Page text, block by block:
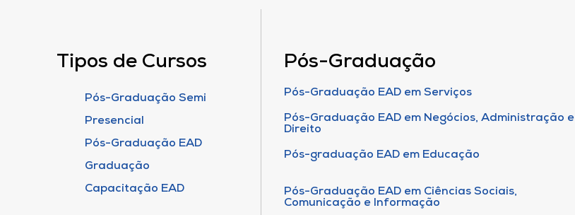
Tipos de Cursos
Pós-Graduação Semi
Presencial
Pós-Graduação EAD
Graduação
Capacitação EAD
Pós-Graduação
Pós-Graduação EAD em Serviços
Pós-Graduação EAD em Negócios, Administração e
Direito
Pós-graduação EAD em Educação
Pós-Graduação EAD em Ciências Sociais,
Comunicação e Informação